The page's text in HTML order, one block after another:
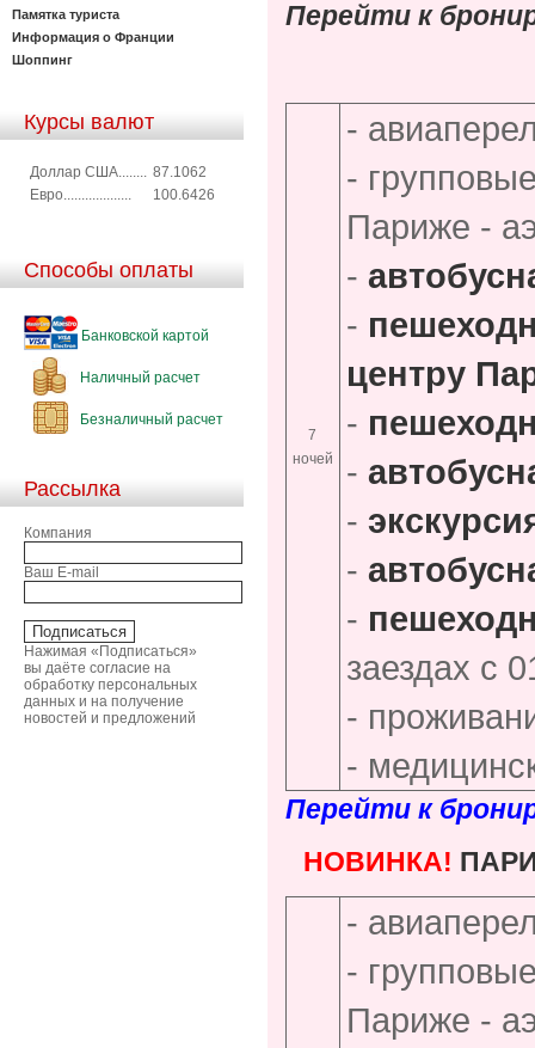
Памятка туриста
Информация о Франции
Шоппинг
Курсы валют
Доллар США........ 87.1062
Евро...................
100.6426
Способы оплаты
Банковской картой
Наличный расчет
Безналичный расчет
Рассылка
Компания
Ваш E-mail
Нажимая «Подписаться»
вы даёте согласие на
обработку персональных
данных и на получение
новостей и предложений
Перейти к
7
ночей
-
-
Париже -
-
-
центру
-
-
-
-
-
заездах с
-
-
Перейти к
НОВИНКА!
-
-
Париже -